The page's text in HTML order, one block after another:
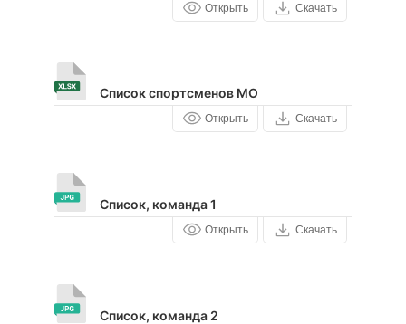
Открыть Скачать
Список спортсменов МО
Открыть Скачать
Список, команда 1
Открыть Скачать
Список, команда 2